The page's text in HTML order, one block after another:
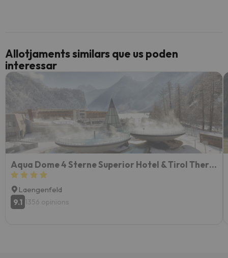
Allotjaments similars que us poden
interessar
Aqua Dome 4 Sterne Superior Hotel & Tirol Therme Längenfeld
Laengenfeld
9.1 1356 opinions